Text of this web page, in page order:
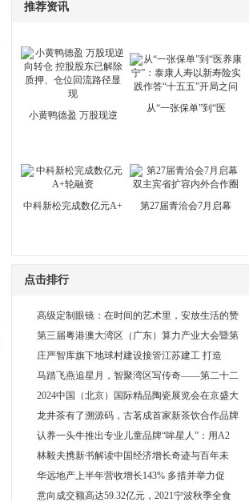
推荐资讯
小黄鸭德盈 万股现逆
从“一张保单”到“医
中科新松完成数亿元A+ 第27届青洽会7月启幕
点击排行
高级定制眼镜：在时间的艺术里，安放生活的赞
歌
第三届粤港澳大湾区（广东）算力产业大会暨第
二
庄严智库旗下地球村建设接管江苏建工 打造
马踏飞燕追星月，智聚湾区写传奇——第二十二
2024中国（北京）国际精品陶瓷展览会在京盛大
开
龙井茶有了溯源码，古茗成首家新茶饮合作品牌
认养一头牛推出专业儿童品牌“哞星人”：用A2
林毅夫携新书解读中国经济增长奇迹与百年未
华远地产上半年营收增长143% 多措并举力促
意向成交额高达59.32亿元，2021宁波秋季全食